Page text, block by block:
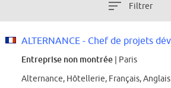
Filtrer
Entreprise non montrée | Paris
Alternance, Hôtellerie, Français, Anglais